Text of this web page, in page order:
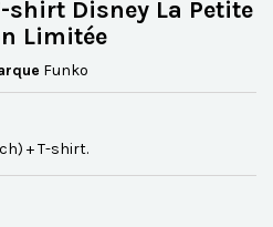
shirt Disney La Petite
Limitée
Funko
+ T-shirt.